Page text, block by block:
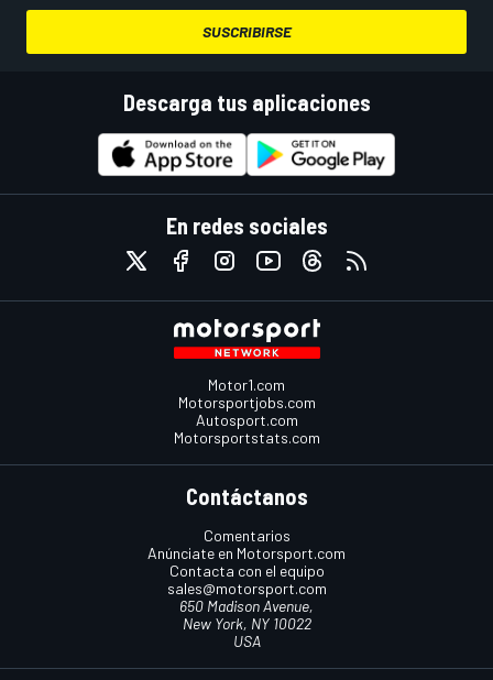
SUSCRIBIRSE
Descarga tus aplicaciones
En redes sociales
Motor1.com
Motorsportjobs.com
Autosport.com
Motorsportstats.com
Contáctanos
Comentarios
Anúnciate en Motorsport.com
Contacta con el equipo
sales@motorsport.com
650 Madison Avenue,
New York, NY 10022
USA